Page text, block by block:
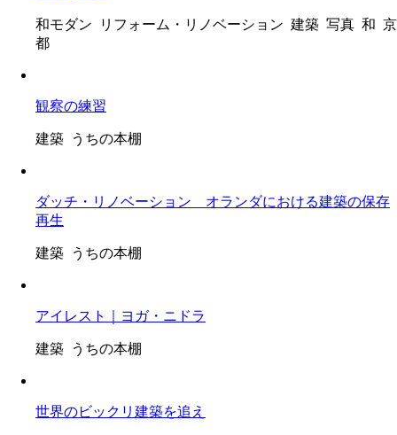
和モダン リフォーム・リノベーション 建築 写真 和 京
都
観察の練習
建築 うちの本棚
ダッチ・リノベーション オランダにおける建築の保存
再生
建築 うちの本棚
アイレスト｜ヨガ・ニドラ
建築 うちの本棚
世界のビックリ建築を追え